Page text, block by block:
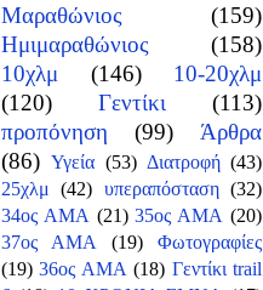
Μαραθώνιος
(159)
Ημιμαραθώνιος
(158)
10χλμ
(146)
10-20χλμ
(120)
Γεντίκι
(113)
προπόνηση
(99)
Άρθρα
(86) Υγεία (53) Διατροφή (43)
25χλμ (42) υπεραπόσταση (32)
34ος ΑΜΑ (21) 35ος ΑΜΑ (20)
37ος ΑΜΑ
(19)
Φωτογραφίες
(19) 36ος ΑΜΑ (18) Γεντίκι trail